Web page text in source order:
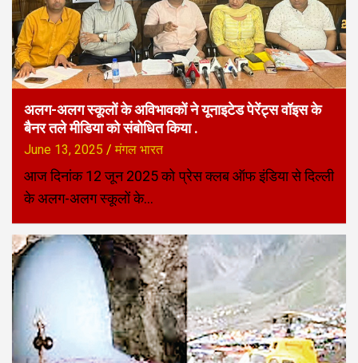
अलग-अलग स्कूलों के अविभावकों ने यूनाइटेड पेरेंट्स वॉइस के
बैनर तले मीडिया को संबोधित किया .
June 13, 2025 मंगल भारत
आज दिनांक 12 जून 2025 को प्रेस क्लब ऑफ इंडिया से दिल्ली
के अलग-अलग स्कूलों के…